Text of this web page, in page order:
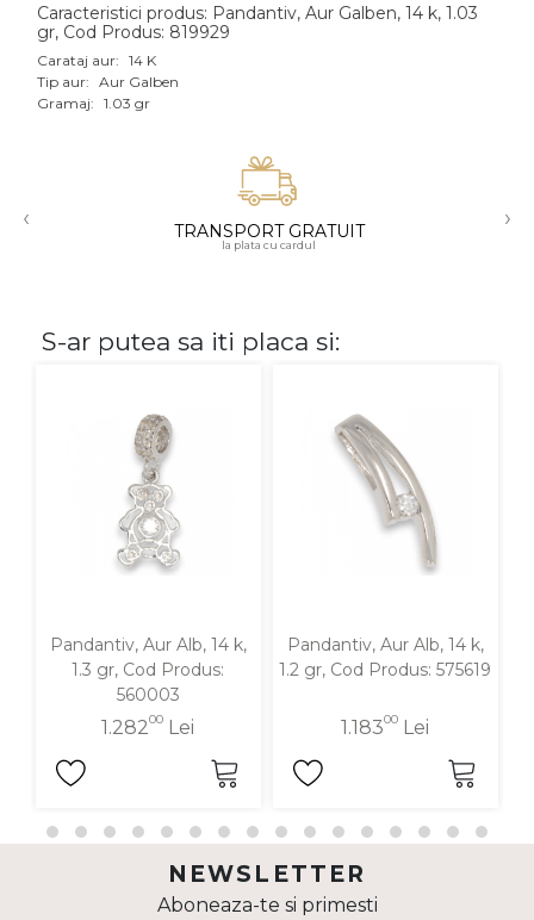
Aur galben
Aur alb
Aur roz
Caracteristici produs: Pandantiv, Aur Galben, 14 k, 1.03
gr, Cod Produs: 819929
Carataj aur: 14 K
Tip aur: Aur Galben
Gramaj: 1.03 gr
‹ TRANSPORT GRATUIT
la plata cu cardul
›
S-ar putea sa iti placa si:
Pandantiv, Aur Alb, 14 k,
1.3 gr, Cod Produs:
560003
1.28200 Lei
Pandantiv, Aur Alb, 14 k,
1.2 gr, Cod Produs: 575619
1.18300 Lei
NEWSLETTER
Aboneaza-te si primesti